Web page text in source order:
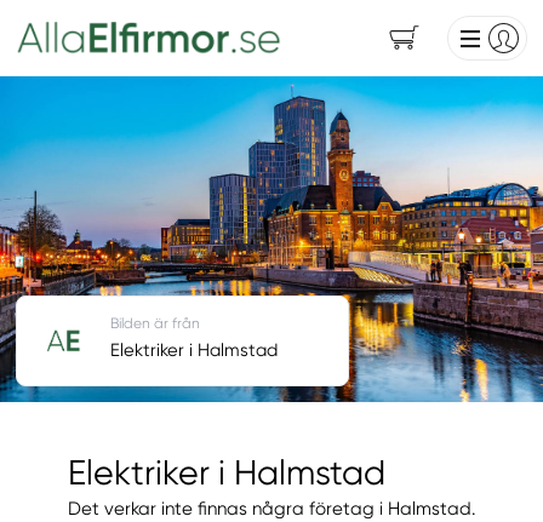
Elektriker i Halmstad
Det verkar inte finnas några företag i Halmstad.
Bilden är från
Elektriker i Halmstad